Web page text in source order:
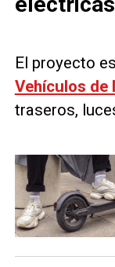
El proyecto
Vehículos de
traseros,